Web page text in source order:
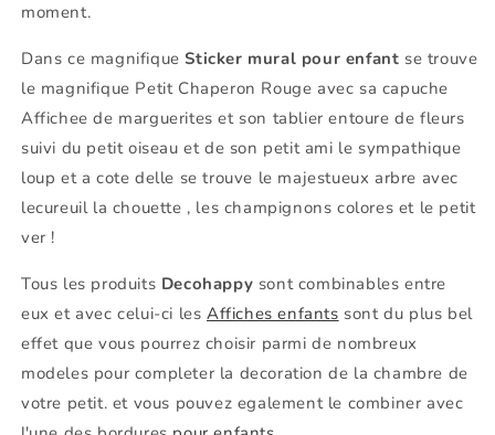
moment.
Dans ce magnifiqueSticker mural pour enfant se trouve
le magnifique Petit Chaperon Rouge avec sa capuche
Affichee de marguerites et son tablier entoure de fleurs
suivi du petit oiseau et de son petit ami le sympathique
loup et a cote delle se trouve le majestueux arbre avec
lecureuil la chouette , les champignons colores et le petit
ver !
Tous les produits Decohappy sont combinables entre
eux et avec celui-ci lesAffiches enfants sont du plus bel
effet que vous pourrez choisir parmi de nombreux
modeles pour completer la decoration de la chambre de
votre petit. et vous pouvez egalement le combiner avec